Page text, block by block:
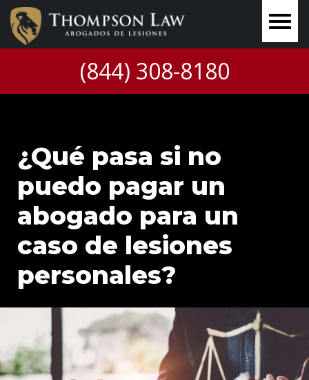
(844) 308-8180
¿Qué pasa si no
puedo pagar un
abogado para un
caso de lesiones
personales?